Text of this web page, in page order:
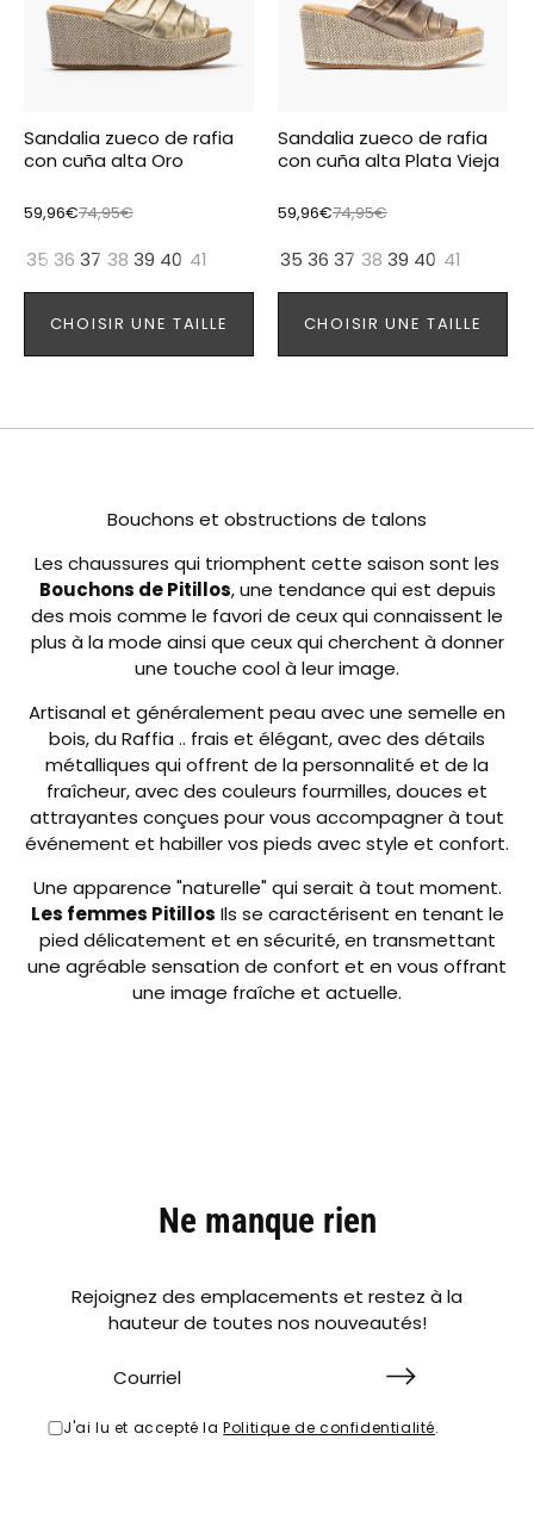
35 36 37 38 39 40 41
CHOISIR UNE TAILLE
Sandalia zueco de rafia
con cuña alta Oro
59,96€74,95€
35 36 37 38 39 40 41
CHOISIR UNE TAILLE
Sandalia zueco de rafia
con cuña alta Plata Vieja
59,96€74,95€
Bouchons et obstructions de talons
Les chaussures qui triomphent cette saison sont les
Bouchons de Pitillos, une tendance qui est depuis
des mois comme le favori de ceux qui connaissent le
plus à la mode ainsi que ceux qui cherchent à donner
une touche cool à leur image.
Artisanal et généralement peau avec une semelle en
bois, du Raffia .. frais et élégant, avec des détails
métalliques qui offrent de la personnalité et de la
fraîcheur, avec des couleurs fourmilles, douces et
attrayantes conçues pour vous accompagner à tout
événement et habiller vos pieds avec style et confort.
Une apparence "naturelle" qui serait à tout moment.
Les femmes Pitillos Ils se caractérisent en tenant le
pied délicatement et en sécurité, en transmettant
une agréable sensation de confort et en vous offrant
une image fraîche et actuelle.
Ne manque rien
Rejoignez des emplacements et restez à la
hauteur de toutes nos nouveautés!
J'ai lu et accepté laPolitique de confidentialité.